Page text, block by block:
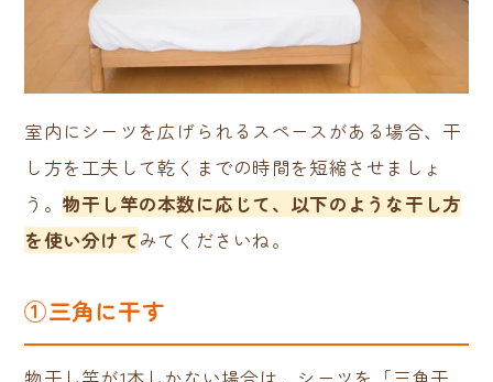
室内にシーツを広げられるスペースがある場合、干
し方を工夫して乾くまでの時間を短縮させましょ
う。 物干し竿の本数に応じて、以下のような干し方
を使い分けてみてくださいね。
①三角に干す